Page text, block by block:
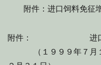
附件：进口饲料免征
附件： 进口饲料
（１９９９年７月１